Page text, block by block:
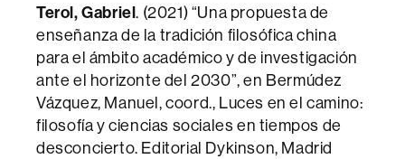
Terol, Gabriel. (2021) “Una propuesta de
enseñanza de la tradición filosófica china
para el ámbito académico y de investigación
ante el horizonte del 2030”, en Bermúdez
Vázquez, Manuel, coord., Luces en el camino:
filosofía y ciencias sociales en tiempos de
desconcierto. Editorial Dykinson, Madrid